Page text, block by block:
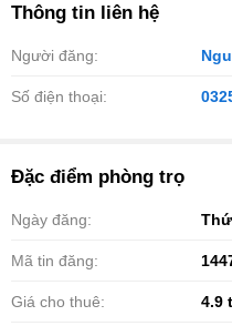
Thông tin liên hệ
Người đăng:
Số điện thoại:
Đặc điểm phòng trọ
Ngày đăng:
Mã tin đăng:
Giá cho thuê: 4.9